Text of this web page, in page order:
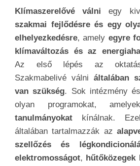
Klímaszerelővé válniegy
szakmai fejlődésre és egy
elhelyezkedésre, amely egyre
klímaváltozás és az
Az első lépés az oktatás
Szakmabelivé válni általában
van szükség. Sok intézmény
olyan programokat,
tanulmányokat kínálnak.
általában tartalmazzák az
szellőzés és
elektromosságot, hűtőközegek